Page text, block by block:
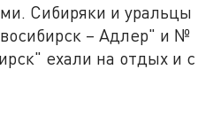
Сибиряки и уральцы
– Адлер" и №
ехали на отдых и с